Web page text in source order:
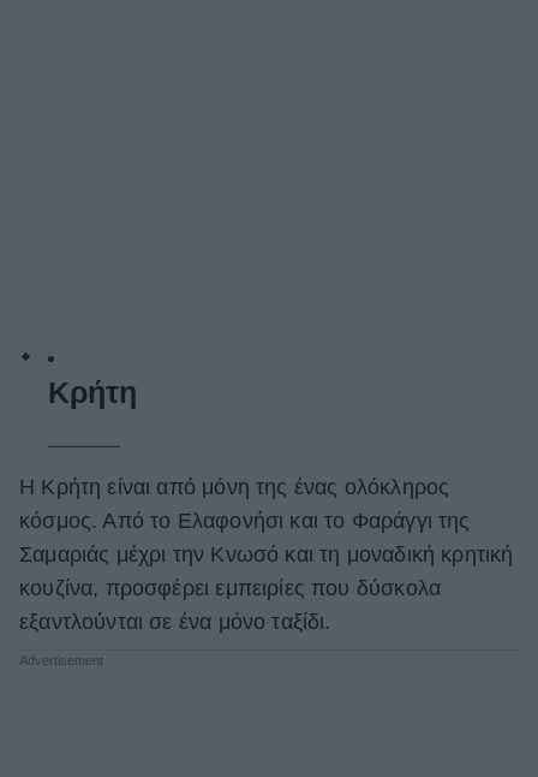
Κρήτη
Η Κρήτη είναι από μόνη της ένας ολόκληρος
κόσμος. Από το Ελαφονήσι και το Φαράγγι της
Σαμαριάς μέχρι την Κνωσό και τη μοναδική κρητική
κουζίνα, προσφέρει εμπειρίες που δύσκολα
εξαντλούνται σε ένα μόνο ταξίδι.